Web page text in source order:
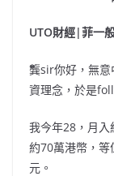
UTO財經|菲一
龔sir你好，無
資理念，於是
我今年28，月
約70萬港幣，
元。